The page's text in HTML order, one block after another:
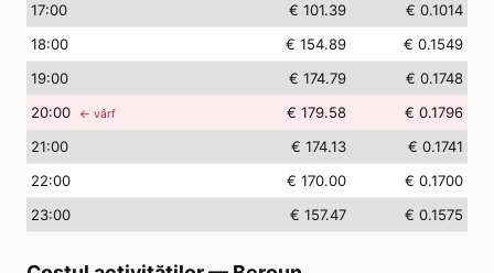
17:00 € 101.39
€ 0.1014
18:00 € 154.89
€ 0.1549
19:00 € 174.79
€ 0.1748
20:00 ← vârf € 179.58
€ 0.1796
21:00 € 174.13
€ 0.1741
22:00 € 170.00
€ 0.1700
23:00 € 157.47 € 0.1575